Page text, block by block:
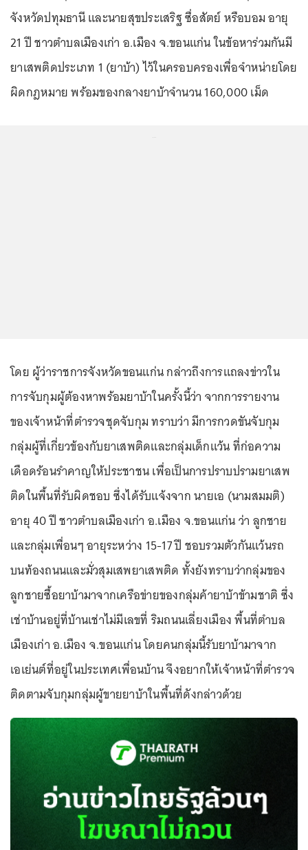
จังหวัดปทุมธานี และนายสุขประเสริฐ ซื่อสัตย์ หรือบอม อายุ
21 ปี ชาวตำบลเมืองเก่า อ.เมือง จ.ขอนแก่น ในข้อหาร่วมกันมี
ยาเสพติดประเภท 1 (ยาบ้า) ไว้ในครอบครองเพื่อจำหน่ายโดย
ผิดกฎหมาย พร้อมของกลางยาบ้าจำนวน 160,000 เม็ด
โดย ผู้ว่าราชการจังหวัดขอนแก่น กล่าวถึงการแถลงข่าวใน
การจับกุมผู้ต้องหาพร้อมยาบ้าในครั้งนี้ว่า จากการรายงาน
ของเจ้าหน้าที่ตำรวจชุดจับกุม ทราบว่า มีการกวดขันจับกุม
กลุ่มผู้ที่เกี่ยวข้องกับยาเสพติดและกลุ่มเด็กแว้น ที่ก่อความ
เดือดร้อนรำคาญให้ประชาชน เพื่อเป็นการปราบปรามยาเสพ
ติดในพื้นที่รับผิดชอบ ซึ่งได้รับแจ้งจาก นายเอ (นามสมมติ)
อายุ 40 ปี ชาวตำบลเมืองเก่า อ.เมือง จ.ขอนแก่น ว่า ลูกชาย
และกลุ่มเพื่อนๆ อายุระหว่าง 15-17 ปี ชอบรวมตัวกันแว้นรถ
บนท้องถนนและมั่วสุมเสพยาเสพติด ทั้งยังทราบว่ากลุ่มของ
ลูกชายซื้อยาบ้ามาจากเครือข่ายของกลุ่มค้ายาบ้าข้ามชาติ ซึ่ง
เช่าบ้านอยู่ที่บ้านเช่าไม่มีเลขที่ ริมถนนเลี่ยงเมือง พื้นที่ตำบล
เมืองเก่า อ.เมือง จ.ขอนแก่น โดยคนกลุ่มนี้รับยาบ้ามาจาก
เอเย่นต์ที่อยู่ในประเทศเพื่อนบ้าน จึงอยากให้เจ้าหน้าที่ตำรวจ
ติดตามจับกุมกลุ่มผู้ขายยาบ้าในพื้นที่ดังกล่าวด้วย